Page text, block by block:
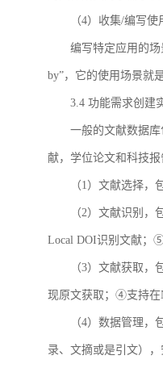
（4）收集/编写
编写特定应用的场
by”，它的使用场景就
3.4 功能需求创建
一般的文献数据
献，学位论文和科技
（1）文献选择
（2）文献识别
Local DOI识别文献；
（3）文献获取
现原文获取；④支持在
（4）数据管理
录、文摘或是引文）